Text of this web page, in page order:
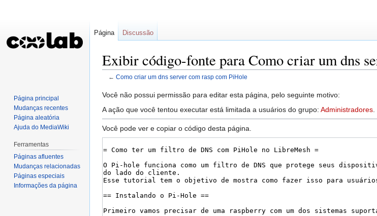
Exibir código-fonte para Como criar um dns
← Como criar um dns server com rasp com PiHole
Ir
para
navegação
Ir
para
pesquisar
Você não possui permissão para editar esta página, pelo seguinte motivo:
A ação que você tentou executar está limitada a usuários do grupo: Administradores
Você pode ver e copiar o código desta página.
Página Discussão
Página principal
Mudanças recentes
Página aleatória
Ajuda do MediaWiki
Ferramentas
Páginas afluentes
Mudanças relacionadas
Páginas especiais
Informações da página